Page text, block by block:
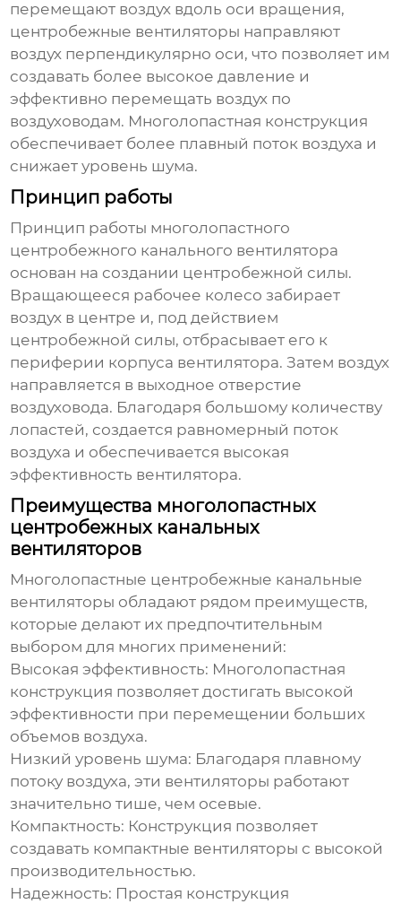
перемещают воздух вдоль оси вращения,
центробежные вентиляторы направляют
воздух перпендикулярно оси, что позволяет им
создавать более высокое давление и
эффективно перемещать воздух по
воздуховодам. Многолопастная конструкция
обеспечивает более плавный поток воздуха и
снижает уровень шума.
Принцип работы
Принцип работы многолопастного
центробежного канального вентилятора
основан на создании центробежной силы.
Вращающееся рабочее колесо забирает
воздух в центре и, под действием
центробежной силы, отбрасывает его к
периферии корпуса вентилятора. Затем воздух
направляется в выходное отверстие
воздуховода. Благодаря большому количеству
лопастей, создается равномерный поток
воздуха и обеспечивается высокая
эффективность вентилятора.
Преимущества многолопастных
центробежных канальных
вентиляторов
Многолопастные центробежные канальные
вентиляторы обладают рядом преимуществ,
которые делают их предпочтительным
выбором для многих применений:
Высокая эффективность: Многолопастная
конструкция позволяет достигать высокой
эффективности при перемещении больших
объемов воздуха.
Низкий уровень шума: Благодаря плавному
потоку воздуха, эти вентиляторы работают
значительно тише, чем осевые.
Компактность: Конструкция позволяет
создавать компактные вентиляторы с высокой
производительностью.
Надежность: Простая конструкция